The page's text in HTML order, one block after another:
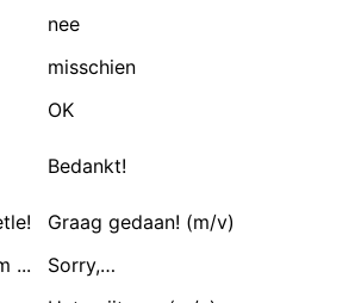
nee
misschien
OK
Bedankt!
Graag gedaan! (m/v)
...
Sorry,…